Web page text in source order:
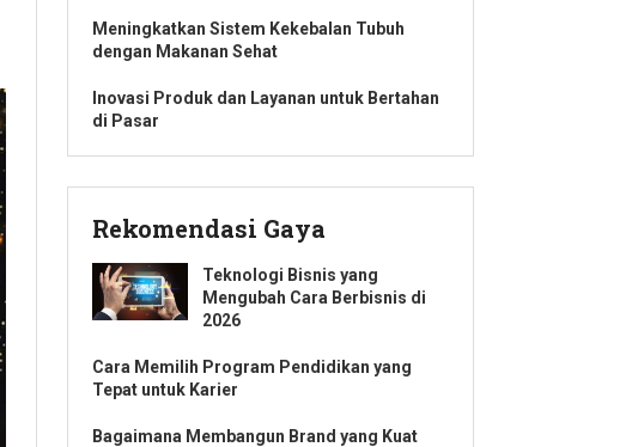
Meningkatkan Sistem Kekebalan Tubuh
dengan Makanan Sehat
Inovasi Produk dan Layanan untuk Bertahan
di Pasar
Rekomendasi Gaya
Teknologi Bisnis yang
Mengubah Cara Berbisnis di
2026
Cara Memilih Program Pendidikan yang
Tepat untuk Karier
Bagaimana Membangun Brand yang Kuat